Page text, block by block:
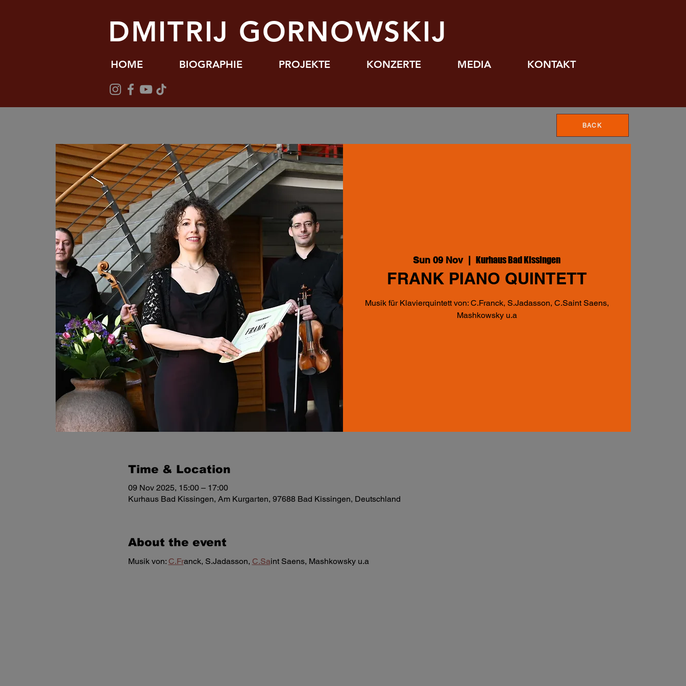
DMITRIJ GORNOWSKIJ
HOME BIOGRAPHIE PROJEKTE KONZERTE MEDIA KONTAKT
BACK
Sun 09 Nov
  |
Kurhaus Bad Kissingen
FRANK PIANO QUINTETT
Musik für Klavierquintett von: C.Franck, S.Jadasson, C.Saint Saens,
Mashkowsky u.a
Time & Location
09 Nov 2025, 15:00 – 17:00
Kurhaus Bad Kissingen, Am Kurgarten, 97688 Bad Kissingen, Deutschland
About the event
Musik von: C.Franck, S.Jadasson, C.Saint Saens, Mashkowsky u.a